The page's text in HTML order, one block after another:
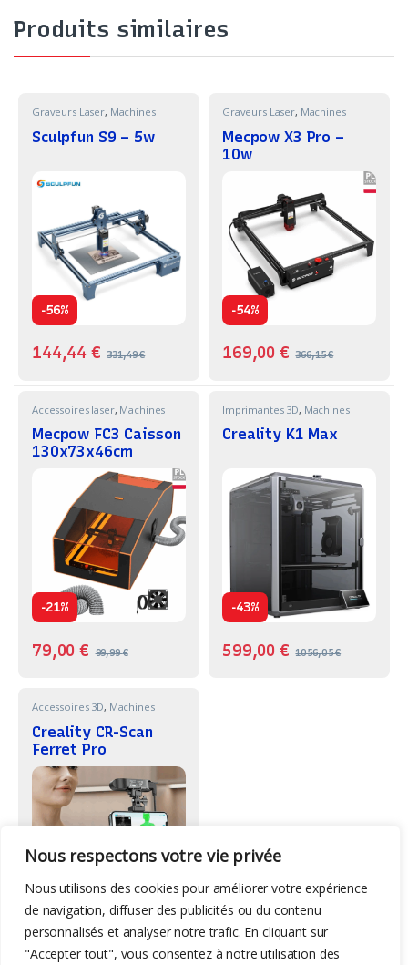
Nous respectons votre vie privée
Nous utilisons des cookies pour améliorer votre expérience
de navigation, diffuser des publicités ou du contenu
personnalisés et analyser notre trafic. En cliquant sur
"Accepter tout", vous consentez à notre utilisation des
Produits similaires
Graveurs Laser, Machines
Sculpfun S9 – 5w
-56%
144,44€ 331,49€
Graveurs Laser, Machines
Mecpow X3 Pro –
10w
-54%
169,00€ 366,15€
Accessoires laser, Machines
Mecpow FC3 Caisson
130x73x46cm
-21%
79,00€ 99,99€
Imprimantes 3D, Machines
Creality K1 Max
-43%
599,00€ 1056,05€
Accessoires 3D, Machines
Creality CR-Scan
Ferret Pro
-44%
279,00€ 499,00€